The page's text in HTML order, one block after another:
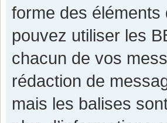
forme des éléments
pouvez utiliser les
chacun de vos
rédaction de
mais les balises